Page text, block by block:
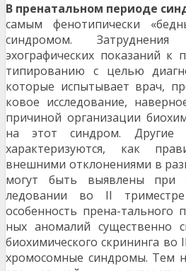
В пренатальном периоде
самым фенотипически
синдромом.
эхографических показаний к
типированию с целью
которые испытывает врач,
ковое исследование,
причиной организации
на этот синдром. Другие
характеризуются, как
внешними отклонениями в
могут быть выявлены при
ледовании во II
особенность прена-тального
ных аномалий существенно
биохимического скрининга во
хромосомные синдромы. Тем